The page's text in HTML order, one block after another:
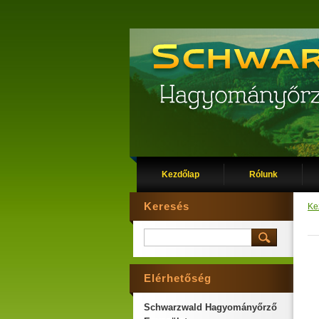
Kezdőlap Rólunk
Keresés
Elérhetőség
Schwarzwald Hagyományőrző